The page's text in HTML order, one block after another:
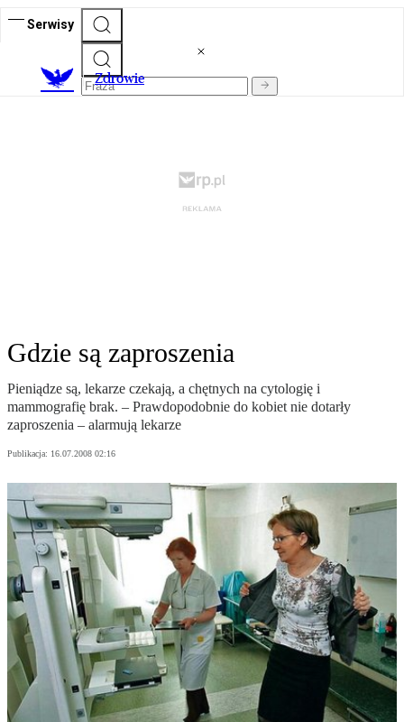
Serwisy
Zdrowie
Gdzie są zaproszenia
Pieniądze są, lekarze czekają, a chętnych na cytologię i
mammografię brak. – Prawdopodobnie do kobiet nie dotarły
zaproszenia – alarmują lekarze
Publikacja: 16.07.2008 02:16